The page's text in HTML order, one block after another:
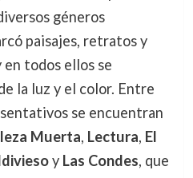
géneros
paisajes, retratos y
todos ellos se
la luz y el color. Entre
se encuentran
Muerta, Lectura, El
y Las Condes, que